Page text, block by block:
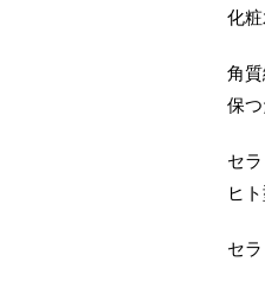
化
角
保
セ
ヒ
セ